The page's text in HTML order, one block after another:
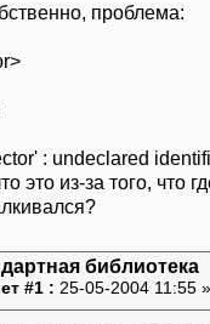
проблема:
: undeclared
это из-за того, что
библиотека
#1 : 25-05-2004 11:55